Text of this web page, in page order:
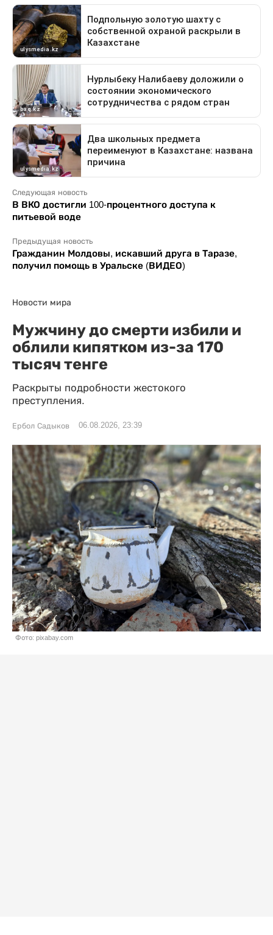
Следующая новость
В ВКО достигли 100-процентного доступа к
питьевой воде
Предыдущая новость
Гражданин Молдовы, искавший друга в Таразе,
получил помощь в Уральске (ВИДЕО)
Новости мира
Мужчину до смерти избили и
облили кипятком из-за 170
тысяч тенге
Раскрыты подробности жестокого
преступления.
Ербол Садыков 06.08.2026, 23:39
Фото: pixabay.com